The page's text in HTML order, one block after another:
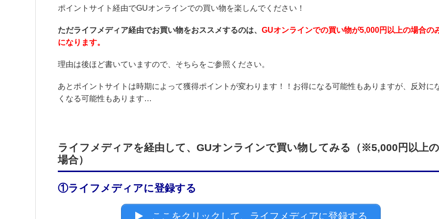
ポイントサイト経由でGUオンラインでの買い物を楽しんでください！
ただライフメディア経由でお買い物をおススメするのは、 GUオンラインでの買い物が5,000円以上の場合の
になります。
理由は後ほど書いていますので、そちらをご参照ください。
あとポイントサイトは時期によって獲得ポイントが変わります！！お得になる可能性もありますが、反対に
くなる可能性もあります…
ライフメディアを経由して、GUオンラインで買い物してみる（※5,000円以上の
場合）
①ライフメディアに登録する
ここをクリックして、ライフメディアに登録する